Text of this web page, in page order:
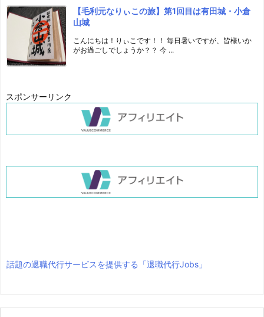
【毛利元なりぃこの旅】第1回目は有田城・小倉
山城
こんにちは！りぃこです！！ 毎日暑いですが、皆様いか
がお過ごしでしょうか？？ 今 ...
スポンサーリンク
話題の退職代行サービスを提供する「退職代行Jobs」